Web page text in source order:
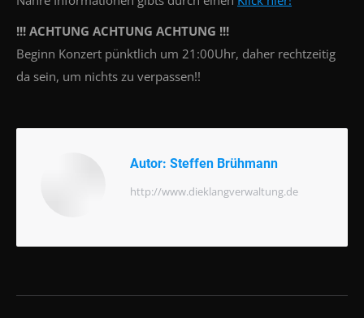
!!! ACHTUNG ACHTUNG ACHTUNG !!!
Beginn Konzert pünktlich um 21:00Uhr, daher rechtzeitig
da sein, um nichts zu verpassen!!
Autor: Steffen Brühmann
http://www.dieklangverwaltung.de